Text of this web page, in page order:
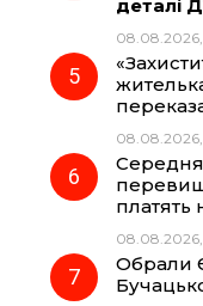
деталі
08.08.2026,
08.08.2026,
Середня
платять
08.08.2026,
Обрали